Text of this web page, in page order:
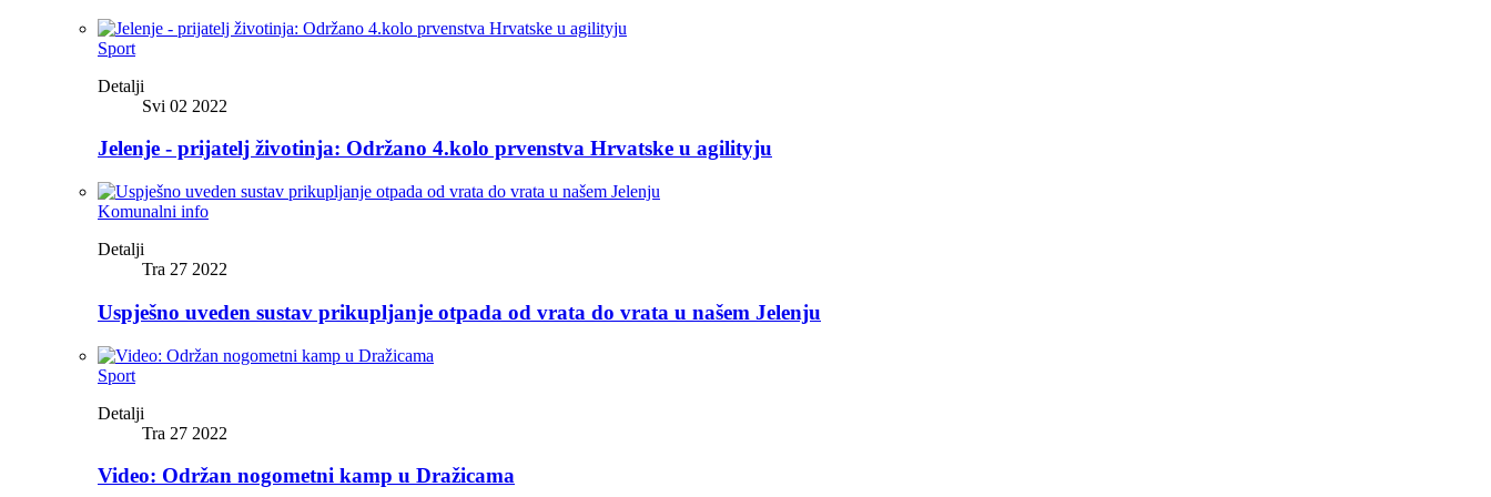
Sport
Detalji
Svi 02 2022
Jelenje - prijatelj životinja: Održano 4.kolo prvenstva Hrvatske u agilityju
Komunalni info
Detalji
Tra 27 2022
Uspješno uveden sustav prikupljanje otpada od vrata do vrata u našem Jelenju
Sport
Detalji
Tra 27 2022
Video: Održan nogometni kamp u Dražicama